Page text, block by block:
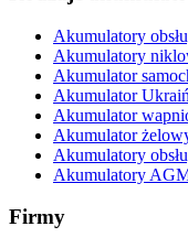
Akumulatory
Akumulatory
Akumulator
Akumulator
Akumulator
Akumulator
Akumulatory
Akumulatory
Firmy